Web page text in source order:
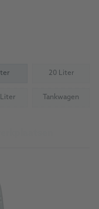
20 Liter
(Not
(Not available)Tankwagen
(Not